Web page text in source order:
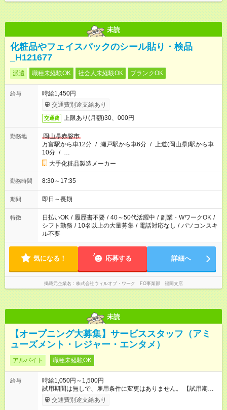
未読
化粧品やフェイスパックのシール貼り・検品
_H121677
派遣 職種未経験OK 社会人未経験OK ブランクOK
給与
時給1,450円
交通費別途支給あり
交通費 上限あり(月額)30、000円
勤務地
岡山県赤磐市
万富駅から車12分 / 瀬戸駅から車6分 / 上道(岡山県)駅から車
10分 / …
大手化粧品製造メーカー
勤務時間 8:30～17:35
期間 即日～長期
特徴 日払いOK / 履歴書不要 / 40～50代活躍中 / 副業・WワークOK /
シフト勤務 / 10名以上の大量募集 / 電話対応なし / パソコンスキ
ル不要
気になる！ 応募する 詳細へ
掲載元企業名 株式会社ウィルオブ・ワーク FO事業部 福岡支店
未読
【オープニング大募集】サービススタッフ（アミ
ューズメント・レジャー・エンタメ）
アルバイト 職種未経験OK
給与
時給1,050円～1,500円
試用期間は無しで、雇用条件に変更はありません。 【試用期
間】試用期間なし
交通費別途支給あり